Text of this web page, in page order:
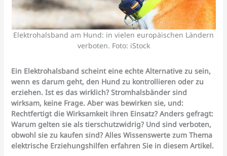
Elektrohalsband am Hund: in vielen europäischen Ländern
verboten. Foto: iStock
Ein Elektrohalsband scheint eine echte Alternative zu sein,
wenn es darum geht, den Hund zu kontrollieren oder zu
erziehen.Ist es das wirklich? Stromhalsbänder sind
wirksam, keine Frage. Aber was bewirken sie, und:
Rechtfertigt die Wirksamkeit ihren Einsatz? Anders gefragt:
Warum gelten sie als tierschutzwidrig? Und sind verboten,
obwohl sie zu kaufen sind? Alles Wissenswerte zum Thema
elektrische Erziehungshilfenerfahren Sie in diesem Artikel.